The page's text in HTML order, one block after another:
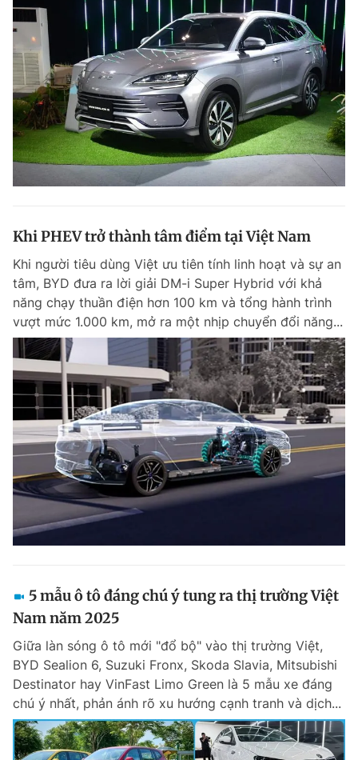
Tin thị trường Tin 360
Video Magazine
Sản phẩm khác
Tiện ích Bạn cần biết
Đọc Thanh Niên trên điện thoại
Theo dõi báo trên
Hotline
0906 645 777
Liên hệ quảng cáo
0908 780 404
Đặt báo
Phó tổng biên tập: Lâm Hiếu Dũng
Phó tổng biên tập: Trần Việt Hưng
Tổng thư ký tòa soạn: Đức Trung
Giấy phép xuất bản số 110/GP - BTTTT cấp ngày 24.3.2020
© 2003-2026 Bản quyền thuộc về Báo Thanh Niên. Cấm sao chép
dưới mọi hình thức nếu không có sự chấp thuận bằng văn bản.
Phát triển bởi ePi Technologies, JSC.
Khi PHEV trở thành tâm điểm tại Việt Nam
Khi người tiêu dùng Việt ưu tiên tính linh hoạt và sự an
tâm, BYD đưa ra lời giải DM-i Super Hybrid với khả
năng chạy thuần điện hơn 100 km và tổng hành trình
vượt mức 1.000 km, mở ra một nhịp chuyển đổi năng...
5 mẫu ô tô đáng chú ý tung ra thị trường Việt
Nam năm 2025
Giữa làn sóng ô tô mới "đổ bộ" vào thị trường Việt,
BYD Sealion 6, Suzuki Fronx, Skoda Slavia, Mitsubishi
Destinator hay VinFast Limo Green là 5 mẫu xe đáng
chú ý nhất, phản ánh rõ xu hướng cạnh tranh và dịch...